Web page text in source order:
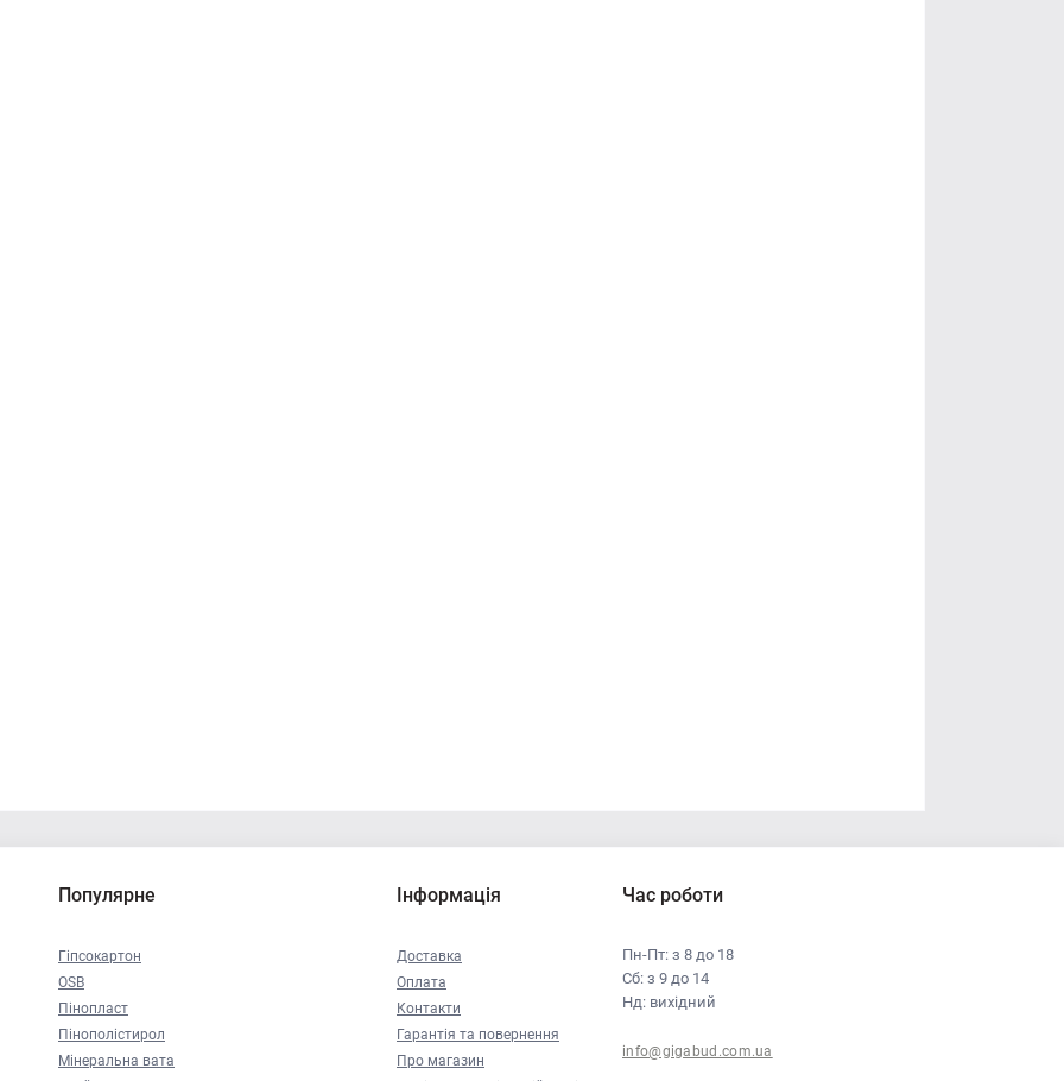
Популярне
Гіпсокартон
OSB
Пінопласт
Пінополістирол
Мінеральна вата
Інформація
Доставка
Оплата
Контакти
Гарантія та повернення
Про магазин
Час роботи
Пн-Пт: з 8 до 18
Сб: з 9 до 14
Нд: вихідний
info@gigabud.com.ua